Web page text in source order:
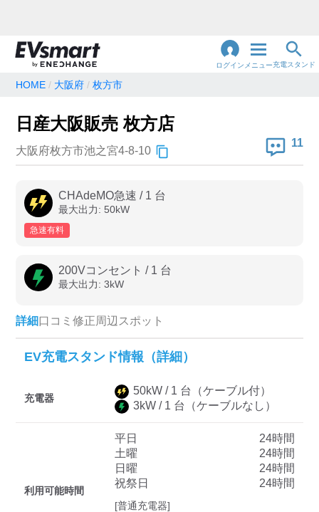
ログイン メニュー充電スタンド
地名・観光スポット・住所で検索
充電器の種類
急速充電器のみ表示
高速道路上のみ表示
認証システム
EV充電エネチェンジ
三菱ディーラーを表示
日産ディーラーを表示
すべて 中速-20kW-以上
HOME 大阪府 枚方市
日産大阪販売 枚方店
大阪府枚方市池之宮4-8-10
11
CHAdeMO急速 / 1 台
最大出力: 50kW
急速有料
200Vコンセント / 1 台
最大出力: 3kW
詳細口コミ 修正周辺スポット
EV充電スタンド情報（詳細）
充電器
50kW / 1 台
（ケーブル付）
3kW / 1 台 （ケーブルなし）
利用可能時間
平日
24時間
土曜
24時間
日曜
24時間
祝祭日
24時間
[普通充電器]